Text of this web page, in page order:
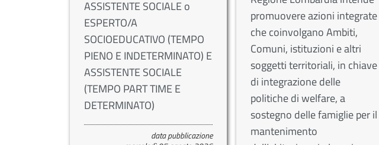
ASSISTENTE SOCIALE o
ESPERTO/A
SOCIOEDUCATIVO (TEMPO
PIENO E INDETERMINATO) E
ASSISTENTE SOCIALE
(TEMPO PART TIME E
DETERMINATO)
data pubblicazione
promuovere azioni integrate
che coinvolgano Ambiti,
Comuni, istituzioni e altri
soggetti territoriali, in chiave
di integrazione delle
politiche di welfare, a
sostegno delle famiglie per il
mantenimento